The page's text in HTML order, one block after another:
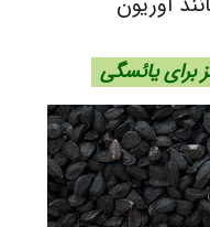
برای یائسگی